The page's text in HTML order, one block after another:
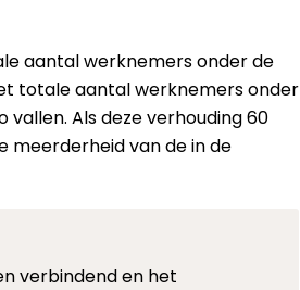
aantal werknemers onder de
totale aantal werknemers onder
Als deze verhouding 60
meerderheid van de in de
verbindend en het